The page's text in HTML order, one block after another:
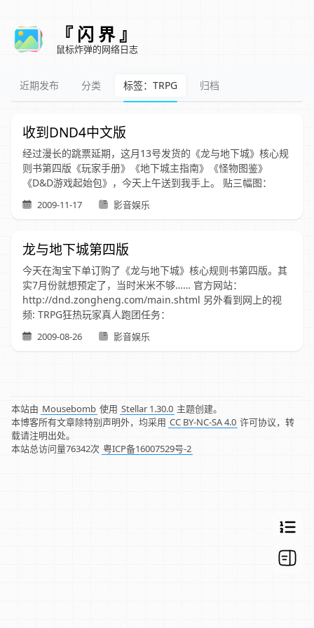
『 闪 界 』
鼠标炸弹的网络日志
近期发布 分类 标签：TRPG 归档
收到DND4中文版
经过漫长的跳票延期，这月13号发货的《龙与地下城》核心规
则书第四版《玩家手册》《地下城主指南》《怪物图鉴》
《D&D游戏起始包》，今天上午送到我手上。 贴三幅图：
2009-11-17 影音娱乐
龙与地下城第四版
今天在淘宝下单订购了《龙与地下城》核心规则书第四版。其
实7月份就想预定了，当时米米不够…… 官方网站：
http://dnd.zongheng.com/main.shtml 另外看到网上的视
频: TRPG狂热玩家真人跑团任务：
2009-08-26 影音娱乐
本站由 Mousebomb 使用 Stellar 1.30.0 主题创建。
本博客所有文章除特别声明外，均采用 CC BY-NC-SA 4.0 许可协议，转
载请注明出处。
本站总访问量76342次 粤ICP备16007529号-2